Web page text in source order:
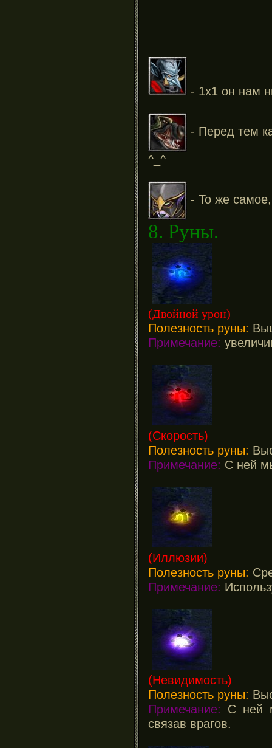
- 1х1 он нам
- Перед тем
^_^
- То же
8. Руны.
(Двойной урон)
Полезность руны:
Примечание:
(Скорость)
Полезность руны:
Примечание: С ней
(Иллюзии)
Полезность руны:
Примечание:
(Невидимость)
Полезность руны:
Примечание: С ней
связав врагов.